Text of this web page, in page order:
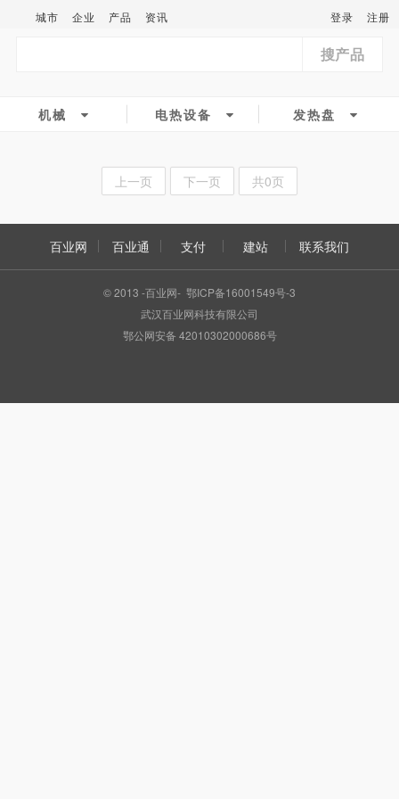
城市 企业 产品 资讯 登录 注册
搜产品
机械 电热设备 发热盘
上一页 下一页 共0页
百业网 百业通 支付 建站 联系我们
© 2013 -百业网- 鄂ICP备16001549号-3
武汉百业网科技有限公司
鄂公网安备 42010302000686号